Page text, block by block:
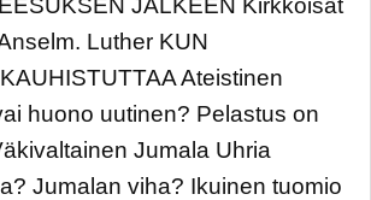
Luther KUN
Ateistinen
huono uutinen? Pelastus on
Jumala Uhria
Jumalan viha? Ikuinen tuomio